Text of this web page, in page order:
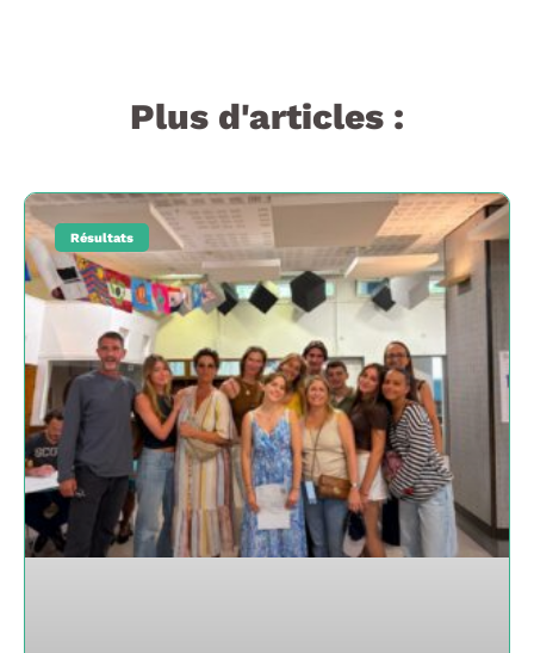
Plus d'articles :
Résultats